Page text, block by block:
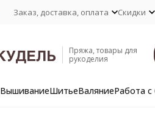
Заказ, доставка, оплата Скидки
Пряжа, товары для
рукоделия
ВышиваниеШитьеВаляниеРабота